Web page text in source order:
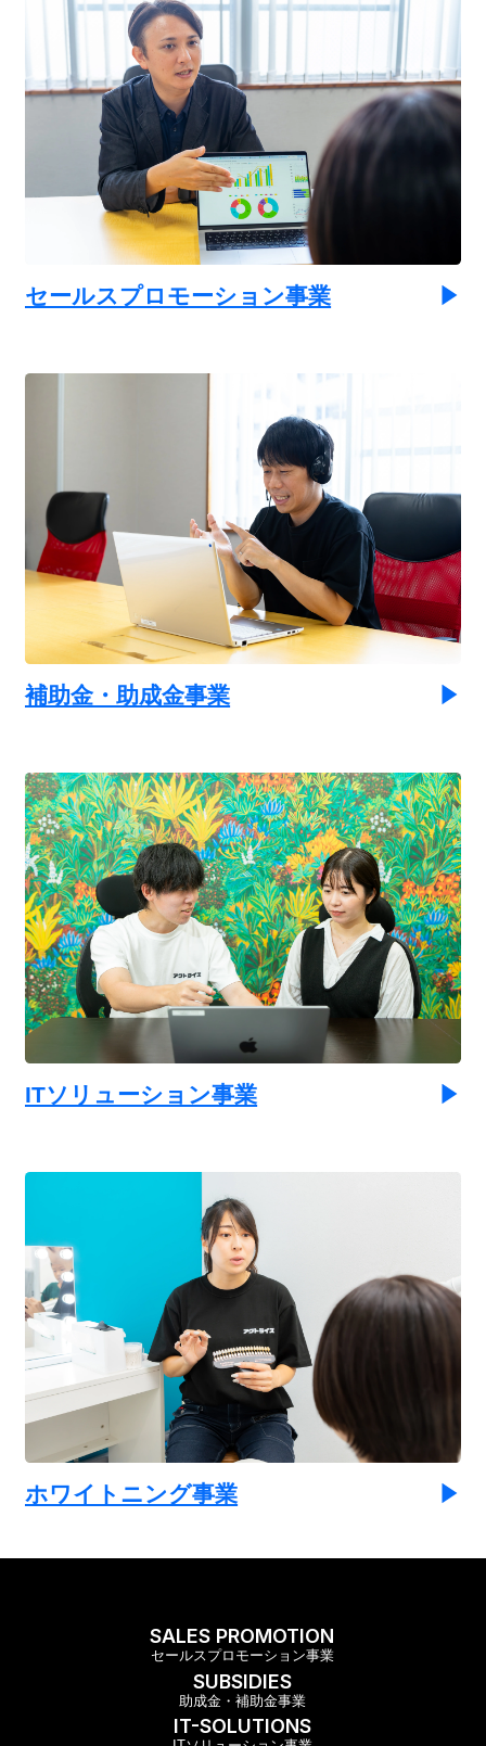
セールスプロモーション事業
補助金・助成金事業
ITソリューション事業
ホワイトニング事業
SALES PROMOTION
セールスプロモーション事業
SUBSIDIES
助成金・補助金事業
IT-SOLUTIONS